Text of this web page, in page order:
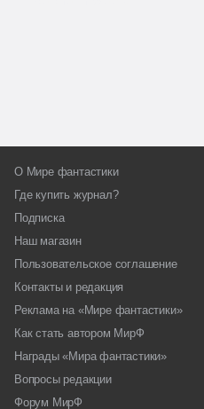
О Мире фантастики
Где купить журнал?
Подписка
Наш магазин
Пользовательское соглашение
Контакты и редакция
Реклама на «Мире фантастики»
Как стать автором МирФ
Награды «Мира фантастики»
Вопросы редакции
Форум МирФ